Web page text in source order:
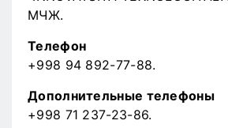
МЧЖ.
Телефон
+998 94 892-77-88.
Дополнительные телефоны
+998 71 237-23-86.